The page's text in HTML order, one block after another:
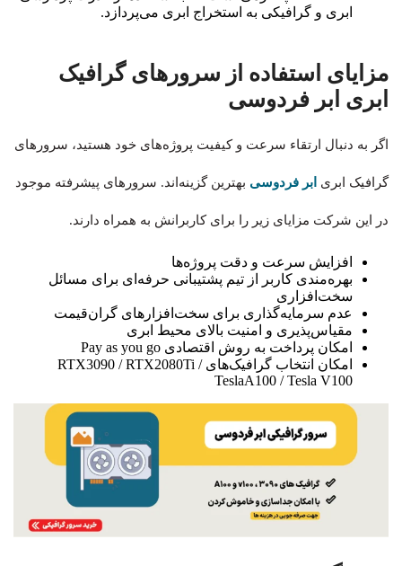
ابری و گرافیکی به استخراج ابری می‌پردازد.
مزایای استفاده از سرورهای گرافیک
ابری ابر فردوسی
اگر به دنبال ارتقاء سرعت و کیفیت پروژه‌های خود هستید، سرورهای
گرافیک ابری ابر فردوسی بهترین گزینه‌اند. سرورهای پیشرفته موجود
در این شرکت مزایای زیر را برای کاربرانش به همراه دارند.
افزایش سرعت و دقت پروژه‌ها
بهره‌مندی کاربر از تیم پشتیبانی حرفه‌ای برای مسائل
سخت‌افزاری
عدم سرمایه‌گذاری‌ برای سخت‌افزارهای گران‌قیمت
مقیاس‌پذیری و امنیت بالای محیط ابری
امکان پرداخت به روش اقتصادی Pay as you go
امکان انتخاب گرافیک‌های RTX3090 / RTX2080Ti /
TeslaA100 / Tesla V100